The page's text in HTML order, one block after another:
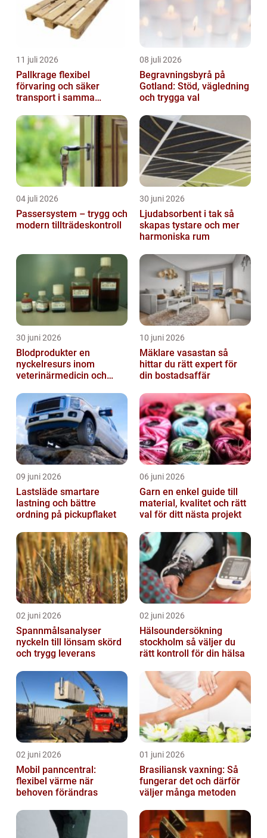
11 juli 2026
Pallkrage flexibel
förvaring och säker
transport i samma
08 juli 2026
Begravningsbyrå på
Gotland: Stöd, vägledning
och trygga val
04 juli 2026
Passersystem – trygg och
modern tillträdeskontroll
30 juni 2026
Ljudabsorbent i tak så
skapas tystare och mer
harmoniska rum
30 juni 2026
Blodprodukter en
nyckelresurs inom
veterinärmedicin och
10 juni 2026
Mäklare vasastan så
hittar du rätt expert för
din bostadsaffär
09 juni 2026
Lastsläde smartare
lastning och bättre
ordning på pickupflaket
06 juni 2026
Garn en enkel guide till
material, kvalitet och rätt
val för ditt nästa projekt
02 juni 2026
Spannmålsanalyser
nyckeln till lönsam skörd
och trygg leverans
02 juni 2026
Hälsoundersökning
stockholm så väljer du
rätt kontroll för din hälsa
02 juni 2026
Mobil panncentral:
flexibel värme när
behoven förändras
01 juni 2026
Brasiliansk vaxning: Så
fungerar det och därför
väljer många metoden